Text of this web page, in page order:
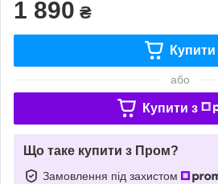
1 890 ₴
Купити
або
Купити з
Що таке купити з Пром?
Замовлення під захистом